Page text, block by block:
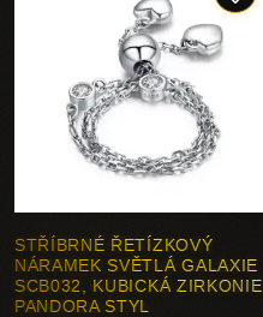
STŘÍBRNÉ ŘETÍZKOVÝ
NÁRAMEK SVĚTLÁ GALAXIE
SCB032, KUBICKÁ ZIRKONIE,
PANDORA STYL